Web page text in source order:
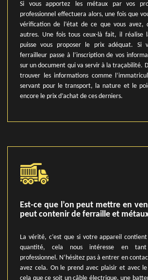
Si vous apportez les métaux par vos
professionnel effectuera alors, une fois que
vérification de l’état de ce que vous avez,
autres. Une fois tous ceux-là fait, il réalise
puisse vous proposer le prix adéquat. Si
ferrailleur passe à l’inscription de vos
sur un document qui va servir à la traçabilité.
trouver les informations comme
servant pour le transport, la nature et le
encore le prix d’achat de ces derniers.
Est-ce que l’on peut mettre en
peut contenir de ferraille et
La vérité, c’est que si votre appareil
quantité, cela nous intéresse en
professionnel. N’hésitez pas à entrer en
avez cela. On le prend avec plaisir et avec
cela que ce soit un câble électrique, une